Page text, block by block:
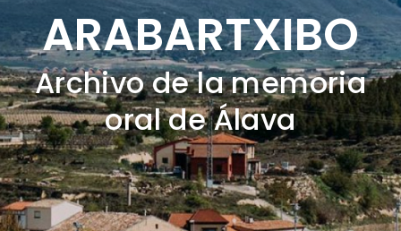
ARABARTXIBO
Archivo de la memoria
oral de Álava